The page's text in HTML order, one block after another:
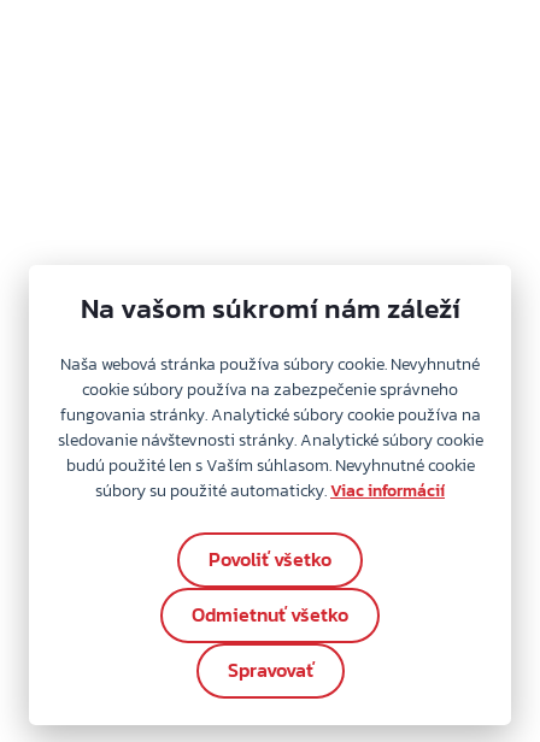
Na vašom súkromí nám záleží
Naša webová stránka používa súbory cookie. Nevyhnutné
cookie súbory používa na zabezpečenie správneho
fungovania stránky. Analytické súbory cookie používa na
sledovanie návštevnosti stránky. Analytické súbory cookie
budú použité len s Vaším súhlasom. Nevyhnutné cookie
súbory su použité automaticky.Viac informácií
Povoliť všetko
Odmietnuť všetko
Spravovať